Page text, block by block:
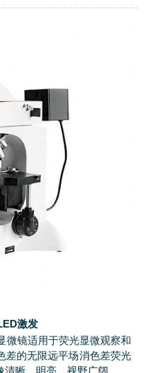
激发
微镜适用于荧光显微观察和
差的无限远平场消色差荧光
晰、明亮，视野广阔。